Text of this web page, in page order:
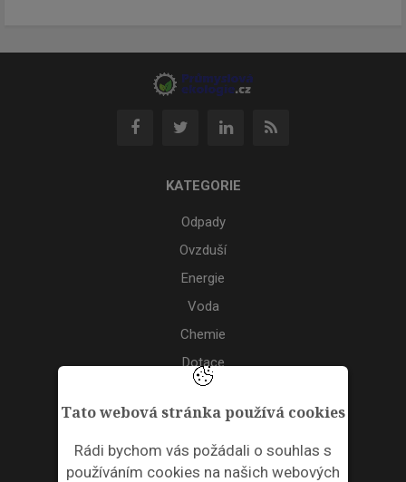
Tato webová stránka používá cookies
Rádi bychom vás požádali o souhlas s
používáním cookies na našich webových
KATEGORIE
Odpady
Ovzduší
Energie
Voda
Chemie
Dotace
Akce
ODPADNÍ PLASTY